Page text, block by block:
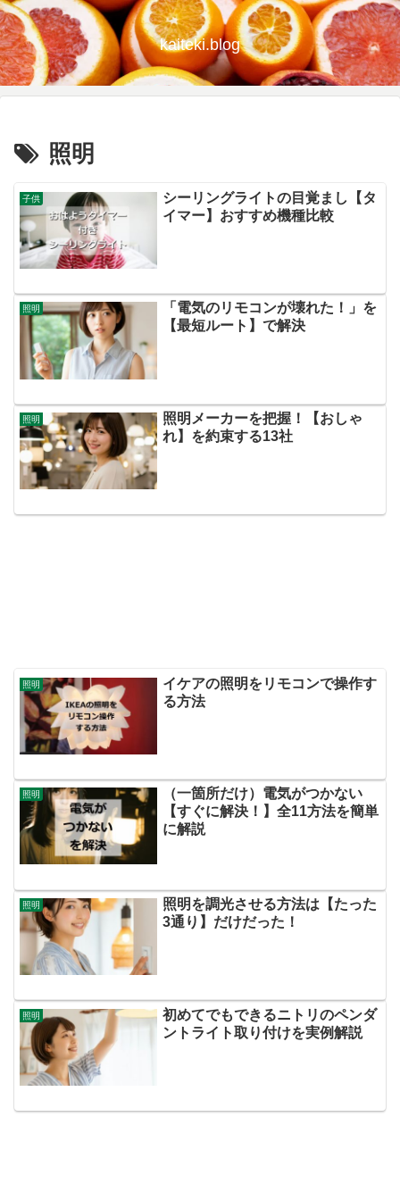
kaiteki.blog
照明
子供
シーリングライトの目覚まし【タ
イマー】おすすめ機種比較
照明
「電気のリモコンが壊れた！」を
【最短ルート】で解決
照明
照明メーカーを把握！【おしゃ
れ】を約束する13社
照明
イケアの照明をリモコンで操作す
る方法
照明
（一箇所だけ）電気がつかない
【すぐに解決！】全11方法を簡単
に解説
照明
照明を調光させる方法は【たった
3通り】だけだった！
照明
初めてでもできるニトリのペンダ
ントライト取り付けを実例解説